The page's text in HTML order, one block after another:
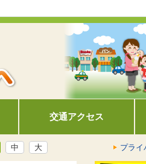
交通アクセス
中 大 プラ